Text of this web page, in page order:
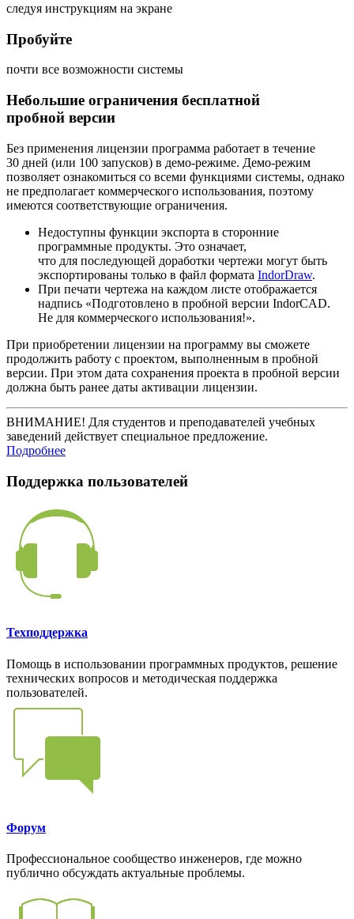
следуя инструкциям на экране
Пробуйте
почти все возможности системы
Небольшие ограничения бесплатной
пробной версии
Без применения лицензии программа работает в течение
30 дней (или 100 запусков) в демо-режиме. Демо-режим
позволяет ознакомиться со всеми функциями системы, однако
не предполагает коммерческого использования, поэтому
имеются соответствующие ограничения.
Недоступны функции экспорта в сторонние
программные продукты. Это означает,
что для последующей доработки чертежи могут быть
экспортированы только в файл формата IndorDraw.
При печати чертежа на каждом листе отображается
надпись «Подготовлено в пробной версии IndorCAD.
Не для коммерческого использования!».
При приобретении лицензии на программу вы сможете
продолжить работу с проектом, выполненным в пробной
версии. При этом дата сохранения проекта в пробной версии
должна быть ранее даты активации лицензии.
ВНИМАНИЕ! Для студентов и преподавателей учебных
заведений действует специальное предложение.
Подробнее
Поддержка пользователей
Техподдержка
Помощь в использовании программных продуктов, решение
технических вопросов и методическая поддержка
пользователей.
Форум
Профессиональное сообщество инженеров, где можно
публично обсуждать актуальные проблемы.